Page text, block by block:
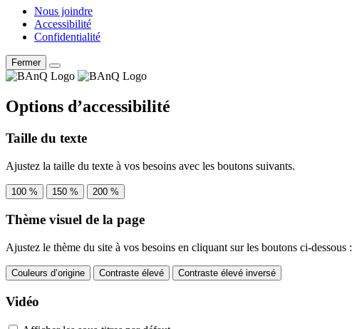
Nous joindre
Accessibilité
Confidentialité
Fermer
Options d’accessibilité
Taille du texte
Ajustez la taille du texte à vos besoins avec les boutons suivants.
100 % 150 % 200 %
Thème visuel de la page
Ajustez le thème du site à vos besoins en cliquant sur les boutons ci-dessous :
Couleurs d’origine Contraste élevé Contraste élevé inversé
Vidéo